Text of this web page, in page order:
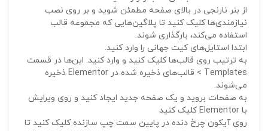
از بنر نارنجی در بالای صفحه مطمئن شوید و بر روی نصب
نیازمندی‌ها کلیک کنید تا پلاگین‌هایی که مجموعه قالب
استفاده می‌کند، بارگذاری شوند.
ابتدا استایل‌های کیت جهانی را وارد کنید.
به ترتیب روی قالب‌ها کلیک کنید و وارد کنید. این‌ها در قسمت
Templates > قالب‌های ذخیره شده در Elementor ذخیره
می‌شوند.
به صفحات بروید و یک صفحه جدید ایجاد کنید و روی ویرایش
با Elementor کلیک کنید
روی آیکون چرخ دنده در پایین سمت چپ سازنده کلیک کنید تا